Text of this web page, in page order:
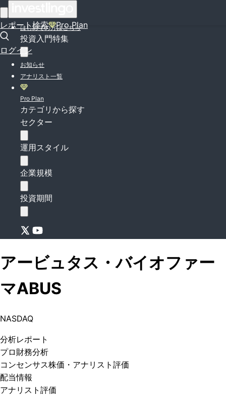
レポート検索 Pro Plan
ログイン
はじめての方はこちら
投資入門特集
お知らせ
アナリスト一覧
Pro Plan
カテゴリから探す
セクター
運用スタイル
企業規模
投資期間
アービュタス・バイオファー
マABUS
NASDAQ
分析レポート
プロ 財務分析
コンセンサス株価 ・アナリスト評価
配当情報
アナリスト評価